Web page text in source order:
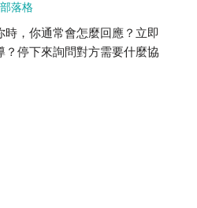
部落格
，你通常會怎麼回應？立即
？停下來詢問對方需要什麼協